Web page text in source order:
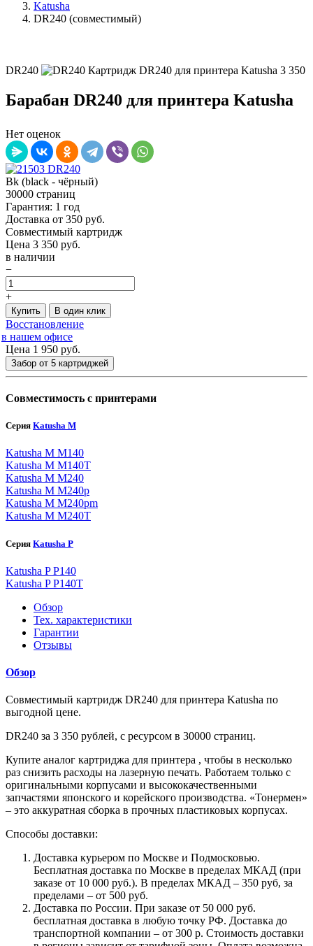
Katusha
DR240 (совместимый)
DR240 Картридж DR240 для принтера Katusha 3 350
Барабан DR240 для принтера Katusha
Нет оценок
Bk (black - чёрный)
30000 страниц
Гарантия: 1 год
Доставка от 350 руб.
Совместимый картридж
Цена 3 350 руб.
в наличии
−
+
Купить В один клик
Восстановление
в нашем офисе
Цена 1 950 руб.
Забор от 5 картриджей
Совместимость с принтерами
Серия Katusha M
Katusha M M140
Katusha M M140T
Katusha M M240
Katusha M M240p
Katusha M M240pm
Katusha M M240T
Серия Katusha P
Katusha P P140
Katusha P P140T
Обзор
Тех. характеристики
Гарантии
Отзывы
Обзор
Совместимый картридж DR240 для принтера Katusha по
выгодной цене.
DR240 за 3 350 рублей, с ресурсом в 30000 страниц.
Купите аналог картриджа для принтера , чтобы в несколько
раз снизить расходы на лазерную печать. Работаем только с
оригинальными корпусами и высококачественными
запчастями японского и корейского производства. «Тонермен»
– это аккуратная сборка в прочных пластиковых корпусах.
Способы доставки:
Доставка курьером по Москве и Подмосковью.
Бесплатная доставка по Москве в пределах МКАД (при
заказе от 10 000 руб.). В пределах МКАД – 350 руб, за
пределами – от 500 руб.
Доставка по России. При заказе от 50 000 руб.
бесплатная доставка в любую точку РФ. Доставка до
транспортной компании – от 300 р. Стоимость доставки